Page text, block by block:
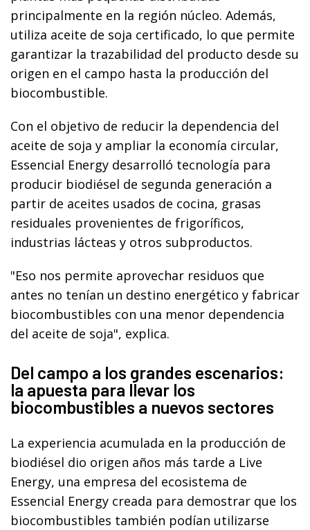
principalmente en la región núcleo. Además,
utiliza aceite de soja certificado, lo que permite
garantizar la trazabilidad del producto desde su
origen en el campo hasta la producción del
biocombustible.
Con el objetivo de reducir la dependencia del
aceite de soja y ampliar la economía circular,
Essencial Energy desarrolló tecnología para
producir biodiésel de segunda generación a
partir de aceites usados de cocina, grasas
residuales provenientes de frigoríficos,
industrias lácteas y otros subproductos.
"Eso nos permite aprovechar residuos que
antes no tenían un destino energético y fabricar
biocombustibles con una menor dependencia
del aceite de soja", explica.
Del campo a los grandes escenarios:
la apuesta para llevar los
biocombustibles a nuevos sectores
La experiencia acumulada en la producción de
biodiésel dio origen años más tarde a Live
Energy, una empresa del ecosistema de
Essencial Energy creada para demostrar que los
biocombustibles también podían utilizarse